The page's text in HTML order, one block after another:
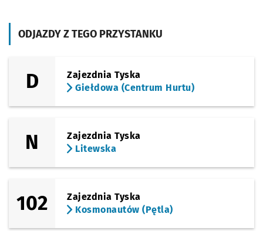
Przystanek na życzenie
Księże Małe
ODJAZDY Z TEGO PRZYSTANKU
D
Zajezdnia Tyska
Giełdowa (Centrum Hurtu)
N
Zajezdnia Tyska
Litewska
102
Zajezdnia Tyska
Kosmonautów (Pętla)